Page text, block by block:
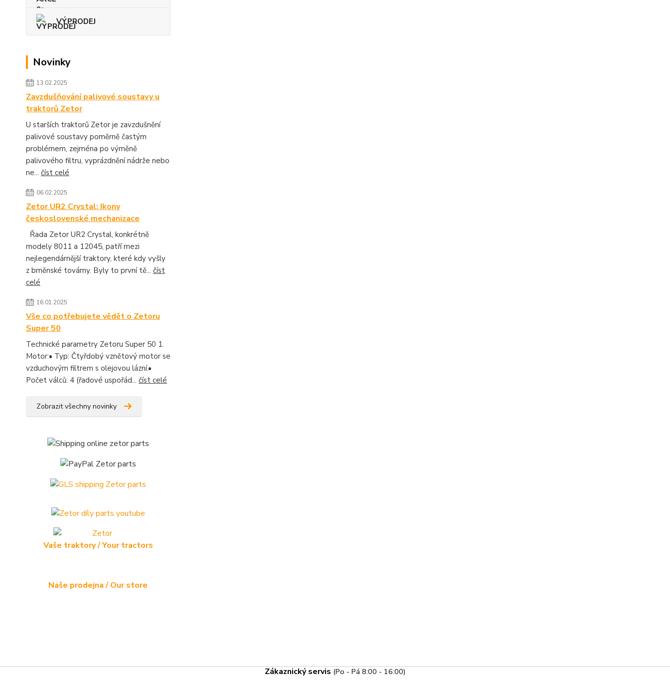
VÝPRODEJ
Novinky
13.02.2025
Zavzdušňování palivové soustavy u
traktorů Zetor
U starších traktorů Zetor je zavzdušnění
palivové soustavy poměrně častým
problémem, zejména po výměně
palivového filtru, vyprázdnění nádrže nebo
ne... číst celé
06.02.2025
Zetor UR2 Crystal: Ikony
československé mechanizace
Řada Zetor UR2 Crystal, konkrétně
modely 8011 a 12045, patří mezi
nejlegendárnější traktory, které kdy vyšly
z brněnské továrny. Byly to první tě... číst
celé
16.01.2025
Vše co potřebujete vědět o Zetoru
Super 50
Technické parametry Zetoru Super 50 1.
Motor:• Typ: Čtyřdobý vznětový motor se
vzduchovým filtrem s olejovou lázní.•
Počet válců: 4 (řadové uspořád... číst celé
Zobrazit všechny novinky
Vaše traktory / Your tractors
Naše prodejna / Our store
Zákaznický servis (Po - Pá 8:00 - 16:00)